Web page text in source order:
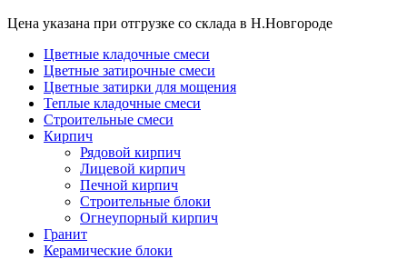
Цена указана при отгрузке со склада в Н.Новгороде
Цветные кладочные смеси
Цветные затирочные смеси
Цветные затирки для мощения
Теплые кладочные смеси
Строительные смеси
Кирпич
Рядовой кирпич
Лицевой кирпич
Печной кирпич
Строительные блоки
Огнеупорный кирпич
Гранит
Керамические блоки